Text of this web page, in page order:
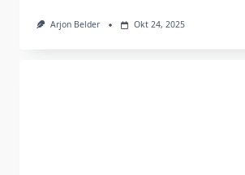
Arjon Belder Okt 24, 2025